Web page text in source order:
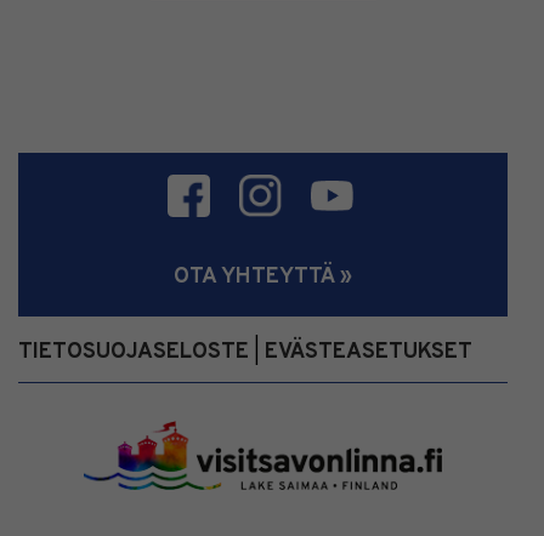
OTA YHTEYTTÄ »
TIETOSUOJASELOSTE EVÄSTEASETUKSET